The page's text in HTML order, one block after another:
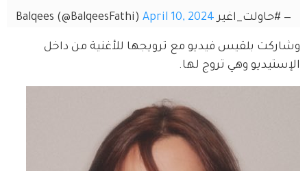
— #حاولت_اغير Balqees (@BalqeesFathi)April 10, 2024
وشاركت بلقيس فيديو مع ترويجها للأغنية من داخل
الإستيديو وهي تروج لها.